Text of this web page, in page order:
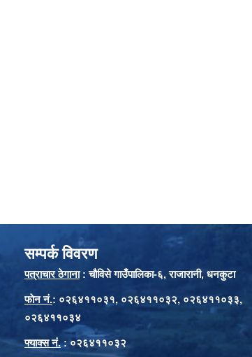
सम्पर्क विवरण
पत्राचार ठेगाना: चौविसे गाउँपालिका-६, राजारानी, धनकुटा
फाेन नं.: ०२६४११०३१, ०२६४११०३२, ०२६४११०३३,
०२६४११०३४
फ्याक्स नं.: ०२६४११०३२